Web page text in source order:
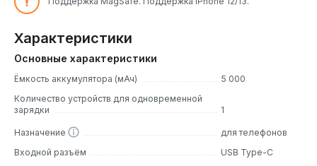
Характеристики
Основные характеристики
Ёмкость аккумулятора (мАч)
5 000
Количество устройств для одновременной
зарядки
1
Назначение
для телефонов
Входной разъём
USB Type-C